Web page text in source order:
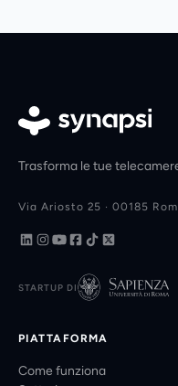
Trasforma le tue
Via Ariosto 25 · 00185
STARTUP DI
PIATTAFORMA
Come funziona